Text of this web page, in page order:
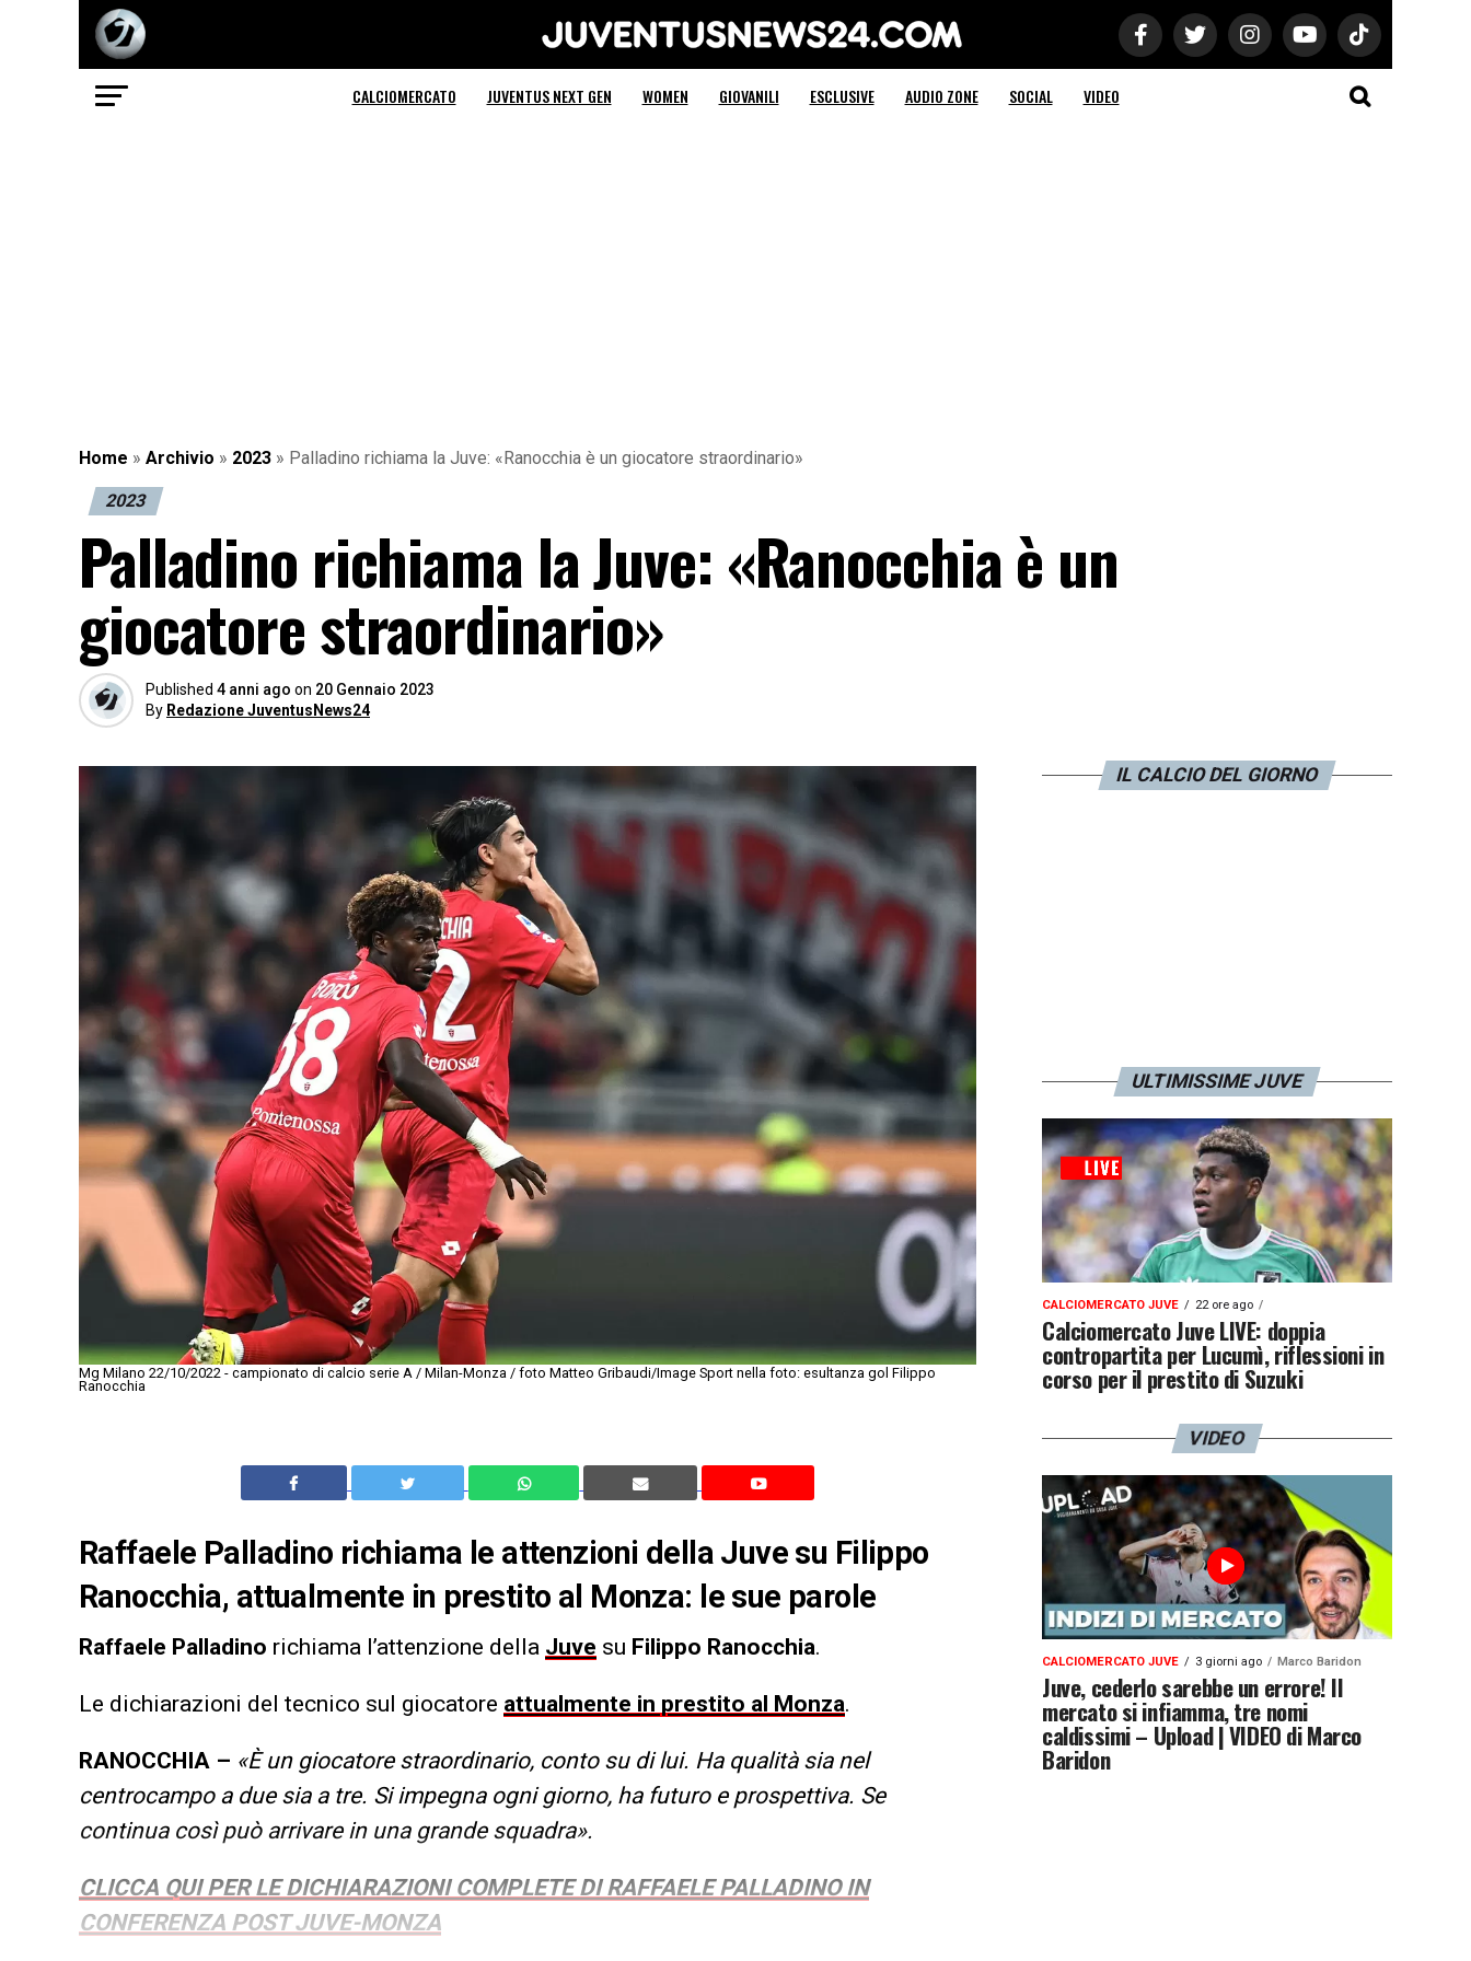
Juventus News 24
CALCIOMERCATO JUVENTUS NEXT GEN WOMEN GIOVANILI ESCLUSIVE AUDIO ZONE SOCIAL VIDEO
Home » Archivio » 2023 » Palladino richiama la Juve: «Ranocchia è un giocatore straordinario»
2023
Palladino richiama la Juve: «Ranocchia è un
giocatore straordinario»
Published 4 anni ago on 20 Gennaio 2023
By Redazione JuventusNews24
Mg Milano 22/10/2022 - campionato di calcio serie A / Milan-Monza / foto Matteo Gribaudi/Image Sport nella foto: esultanza gol Filippo
Ranocchia
Raffaele Palladino richiama le attenzioni della Juve su Filippo
Ranocchia, attualmente in prestito al Monza: le sue parole
Raffaele Palladino richiama l’attenzione della Juve su Filippo Ranocchia.
Le dichiarazioni del tecnico sul giocatore attualmente in prestito al Monza.
RANOCCHIA – «È un giocatore straordinario, conto su di lui. Ha qualità sia nel
centrocampo a due sia a tre. Si impegna ogni giorno, ha futuro e prospettiva. Se
continua così può arrivare in una grande squadra».
CLICCA QUI PER LE DICHIARAZIONI COMPLETE DI RAFFAELE PALLADINO IN
CONFERENZA POST JUVE-MONZA
IL CALCIO DEL GIORNO
ULTIMISSIME JUVE
CALCIOMERCATO JUVE 22 ore ago
Calciomercato Juve LIVE: doppia
contropartita per Lucumì, riflessioni in
corso per il prestito di Suzuki
VIDEO
CALCIOMERCATO JUVE 3 giorni ago Marco Baridon
Juve, cederlo sarebbe un errore! Il
mercato si infiamma, tre nomi
caldissimi – Upload | VIDEO di Marco
Baridon